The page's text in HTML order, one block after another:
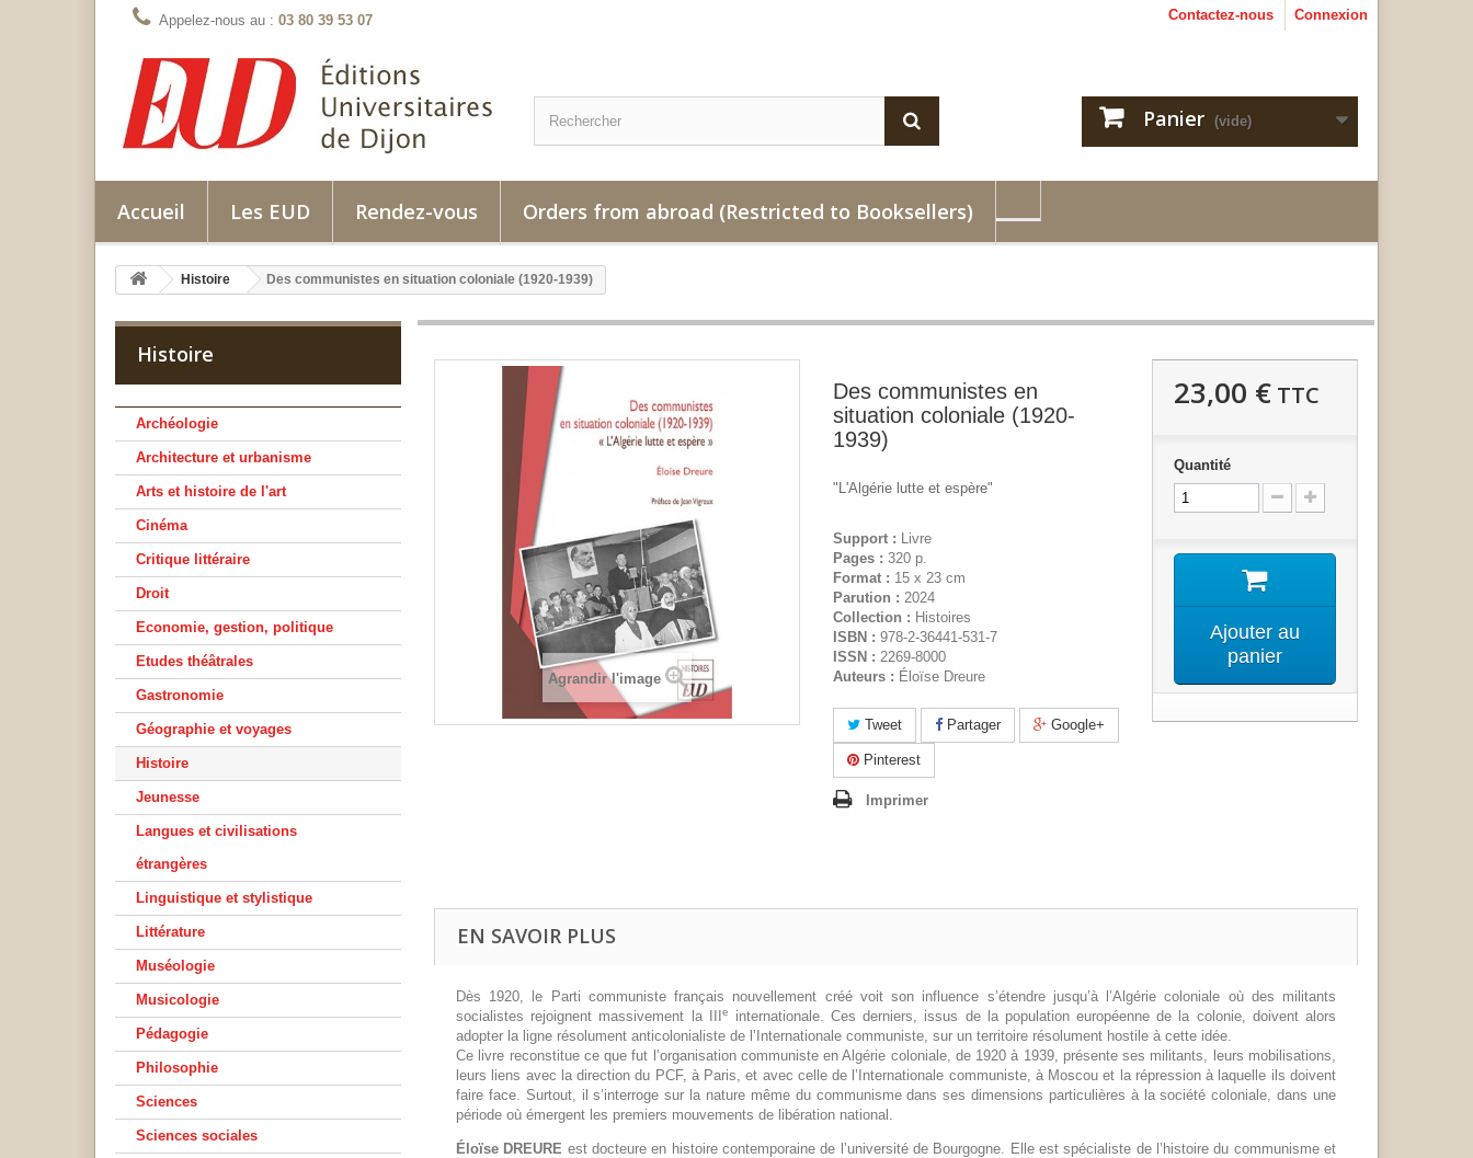
Connexion
Contactez-nous
Appelez-nous au : 03 80 39 53 07
Panier (vide)
Accueil Les EUD Rendez-vous Orders from abroad (Restricted to Booksellers)
Histoire Des communistes en situation coloniale (1920-1939)
Histoire
Archéologie
Architecture et urbanisme
Arts et histoire de l'art
Cinéma
Critique littéraire
Droit
Economie, gestion, politique
Etudes théâtrales
Gastronomie
Géographie et voyages
Histoire
Jeunesse
Langues et civilisations
étrangères
Linguistique et stylistique
Littérature
Muséologie
Musicologie
Pédagogie
Philosophie
Sciences
Sciences sociales
Agrandir l'image
Des communistes en
situation coloniale (1920-
1939)
"L'Algérie lutte et espère"
Support : Livre
Pages : 320 p.
Format : 15 x 23 cm
Parution : 2024
Collection : Histoires
ISBN : 978-2-36441-531-7
ISSN : 2269-8000
Auteurs : Éloïse Dreure
Tweet Partager Google+
Pinterest
Imprimer
23,00 €TTC
Quantité
Ajouter au
panier
EN SAVOIR PLUS
Dès 1920, le Parti communiste français nouvellement créé voit son influence s’étendre jusqu’à l’Algérie coloniale où des militants
socialistes rejoignent massivement la III
e
internationale. Ces derniers, issus de la population européenne de la colonie, doivent alors
adopter la ligne résolument anticolonialiste de l’Internationale communiste, sur un territoire résolument hostile à cette idée.
Ce livre reconstitue ce que fut l’organisation communiste en Algérie coloniale, de 1920 à 1939, présente ses militants, leurs mobilisations,
leurs liens avec la direction du PCF, à Paris, et avec celle de l’Internationale communiste, à Moscou et la répression à laquelle ils doivent
faire face. Surtout, il s’interroge sur la nature même du communisme dans ses dimensions particulières à la société coloniale, dans une
période où émergent les premiers mouvements de libération national.
Éloïse DREURE est docteure en histoire contemporaine de l’université de Bourgogne. Elle est spécialiste de l’histoire du communisme et